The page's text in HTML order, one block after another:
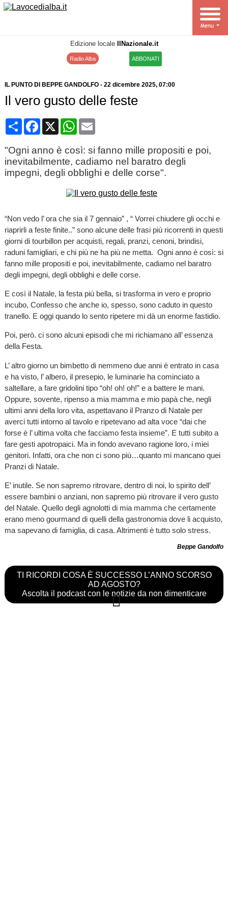
Edizione locale IlNazionale.it
Radio Alba ABBONATI
IL PUNTO DI BEPPE GANDOLFO- 22 dicembre 2025, 07:00
Il vero gusto delle feste
CondividiFacebook
X WhatsApp
Email
"Ogni anno è così: si fanno mille propositi e poi,
inevitabilmente, cadiamo nel baratro degli
impegni, degli obblighi e delle corse".
“Non vedo l’ ora che sia il 7 gennaio” , “ Vorrei chiudere gli occhi e
riaprirli a feste finite..” sono alcune delle frasi più ricorrenti in questi
giorni di tourbillon per acquisti, regali, pranzi, cenoni, brindisi,
raduni famigliari, e chi più ne ha più ne metta. Ogni anno è così: si
fanno mille propositi e poi, inevitabilmente, cadiamo nel baratro
degli impegni, degli obblighi e delle corse.
E così il Natale, la festa più bella, si trasforma in vero e proprio
incubo, Confesso che anche io, spesso, sono caduto in questo
tranello. E oggi quando lo sento ripetere mi dà un enorme fastidio.
Poi, però. ci sono alcuni episodi che mi richiamano all’ essenza
della Festa.
L’ altro giorno un bimbetto di nemmeno due anni è entrato in casa
e ha visto, l’ albero, il presepio, le luminarie ha cominciato a
saltellare, a fare gridolini tipo “oh! oh! oh!” e a battere le mani.
Oppure, sovente, ripenso a mia mamma e mio papà che, negli
ultimi anni della loro vita, aspettavano il Pranzo di Natale per
averci tutti intorno al tavolo e ripetevano ad alta voce “dai che
forse è l’ ultima volta che facciamo festa insieme”. E tutti subito a
fare gesti apotropaici. Ma in fondo avevano ragione loro, i miei
genitori. Infatti, ora che non ci sono più…quanto mi mancano quei
Pranzi di Natale.
E’ inutile. Se non sapremo ritrovare, dentro di noi, lo spirito dell’
essere bambini o anziani, non sapremo più ritrovare il vero gusto
del Natale. Quello degli agnolotti di mia mamma che certamente
erano meno gourmand di quelli della gastronomia dove li acquisto,
ma sapevano di famiglia, di casa. Altrimenti è tutto solo stress.
Beppe Gandolfo
TI RICORDI COSA È SUCCESSO L’ANNO SCORSO
AD AGOSTO?
Ascolta il podcast con le notizie da non dimenticare